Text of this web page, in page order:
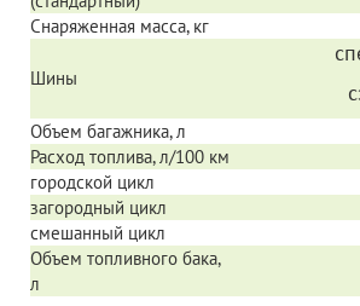
Снаряженная масса, кг
Шины
Объем багажника, л
Расход топлива, л/100 км
городской цикл
загородный цикл
смешанный цикл
Объем топливного бака,
л